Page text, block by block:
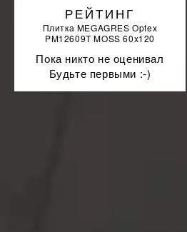
РЕЙТИНГ
Плитка MEGAGRES Optex
PM12609T MOSS 60x120
Пока никто не оценивал
Будьте первыми :-)